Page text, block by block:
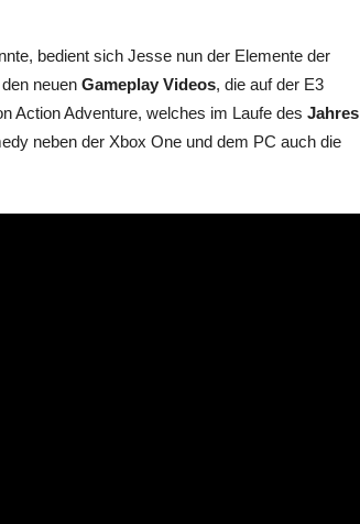
bedient sich Jesse nun der Elemente der
neuen Gameplay Videos, die auf der E3
Action Adventure, welches im Laufe des Jahres
neben der Xbox One und dem PC auch die